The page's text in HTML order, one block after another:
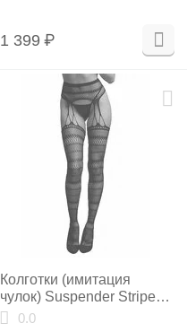
1 399 ₽
Колготки (имитация
чулок) Suspender Striped
Pantyhose
0.0